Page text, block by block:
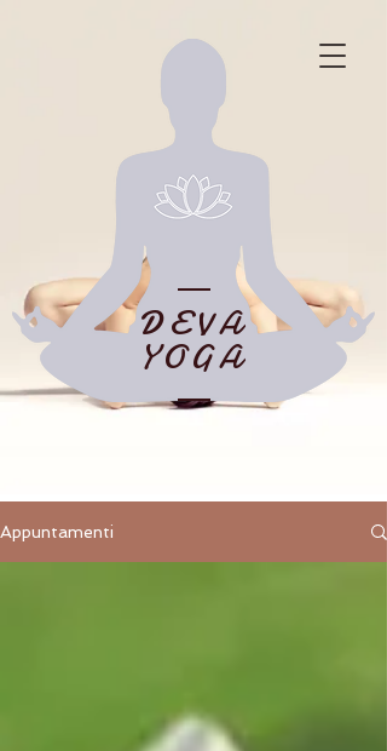
DEVA
YOGA
Appuntamenti